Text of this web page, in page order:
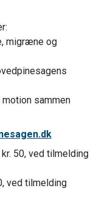
migræne og
sammen
50, ved tilmelding
ved tilmelding